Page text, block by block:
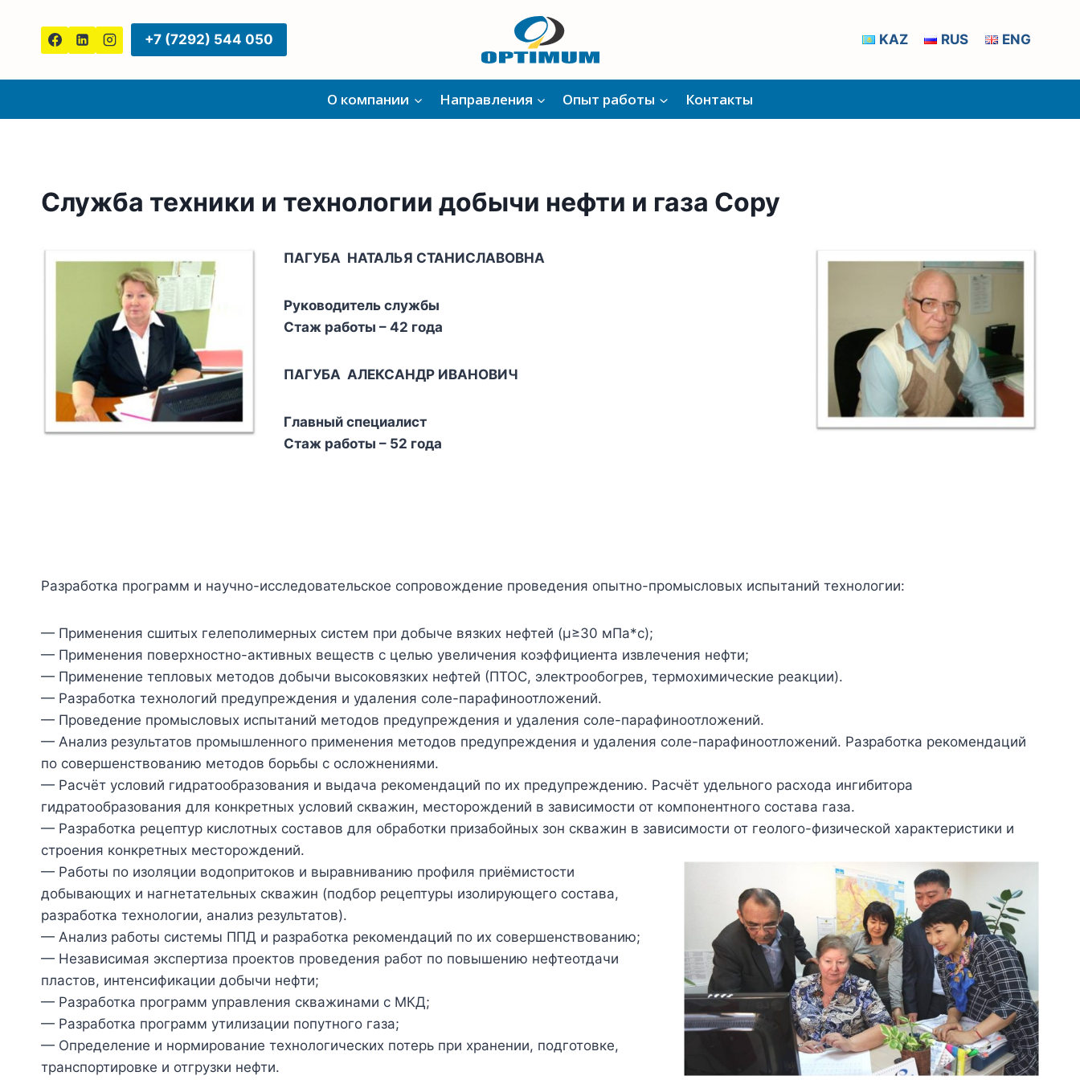
содержанию
+7 (7292) 544 050 KAZ RUS ENG
О компании Направления Опыт работы Контакты
Служба техники и технологии добычи нефти и газа Copy
ПАГУБА НАТАЛЬЯ СТАНИСЛАВОВНА
Руководитель службы
Стаж работы – 42 года
ПАГУБА АЛЕКСАНДР ИВАНОВИЧ
Главный специалист
Стаж работы – 52 года
Разработка программ и научно-исследовательское сопровождение проведения опытно-промысловых испытаний технологии:
— Применения сшитых гелеполимерных систем при добыче вязких нефтей (µ≥30 мПа*с);
— Применения поверхностно-активных веществ с целью увеличения коэффициента извлечения нефти;
— Применение тепловых методов добычи высоковязких нефтей (ПТОС, электрообогрев, термохимические реакции).
— Разработка технологий предупреждения и удаления соле-парафиноотложений.
— Проведение промысловых испытаний методов предупреждения и удаления соле-парафиноотложений.
— Анализ результатов промышленного применения методов предупреждения и удаления соле-парафиноотложений. Разработка рекомендаций
по совершенствованию методов борьбы с осложнениями.
— Расчёт условий гидратообразования и выдача рекомендаций по их предупреждению. Расчёт удельного расхода ингибитора
гидратообразования для конкретных условий скважин, месторождений в зависимости от компонентного состава газа.
— Разработка рецептур кислотных составов для обработки призабойных зон скважин в зависимости от геолого-физической характеристики и
строения конкретных месторождений.
— Работы по изоляции водопритоков и выравниванию профиля приёмистости
добывающих и нагнетательных скважин (подбор рецептуры изолирующего состава,
разработка технологии, анализ результатов).
— Анализ работы системы ППД и разработка рекомендаций по их совершенствованию;
— Независимая экспертиза проектов проведения работ по повышению нефтеотдачи
пластов, интенсификации добычи нефти;
— Разработка программ управления скважинами с МКД;
— Разработка программ утилизации попутного газа;
— Определение и нормирование технологических потерь при хранении, подготовке,
транспортировке и отгрузки нефти.